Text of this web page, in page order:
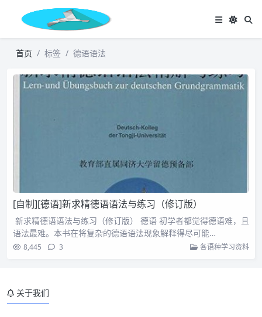
首页 标签 德语语法
[自制][德语]新求精德语语法与练习（修订版）
新求精德语语法与练习（修订版） 德语 初学者都觉得德语难，且
语法最难。本书在将复杂的德语语法现象解释得尽可能…
8,445 3 各语种学习资料
关于我们